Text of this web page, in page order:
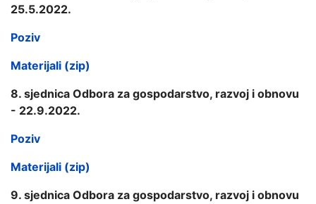
25.5.2022.
Poziv
Materijali (zip)
8. sjednica Odbora za gospodarstvo, razvoj i obnovu
- 22.9.2022.
Poziv
Materijali (zip)
9. sjednica Odbora za gospodarstvo, razvoj i obnovu